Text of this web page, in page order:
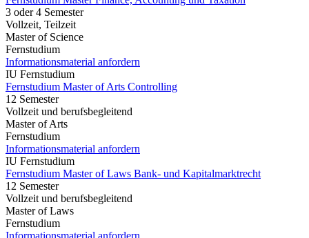
3 oder 4 Semester
Vollzeit, Teilzeit
Master of Science
Fernstudium
Informationsmaterial anfordern
IU Fernstudium
Fernstudium Master of Arts Controlling
12 Semester
Vollzeit und berufsbegleitend
Master of Arts
Fernstudium
Informationsmaterial anfordern
IU Fernstudium
Fernstudium Master of Laws Bank- und Kapitalmarktrecht
12 Semester
Vollzeit und berufsbegleitend
Master of Laws
Fernstudium
Informationsmaterial anfordern